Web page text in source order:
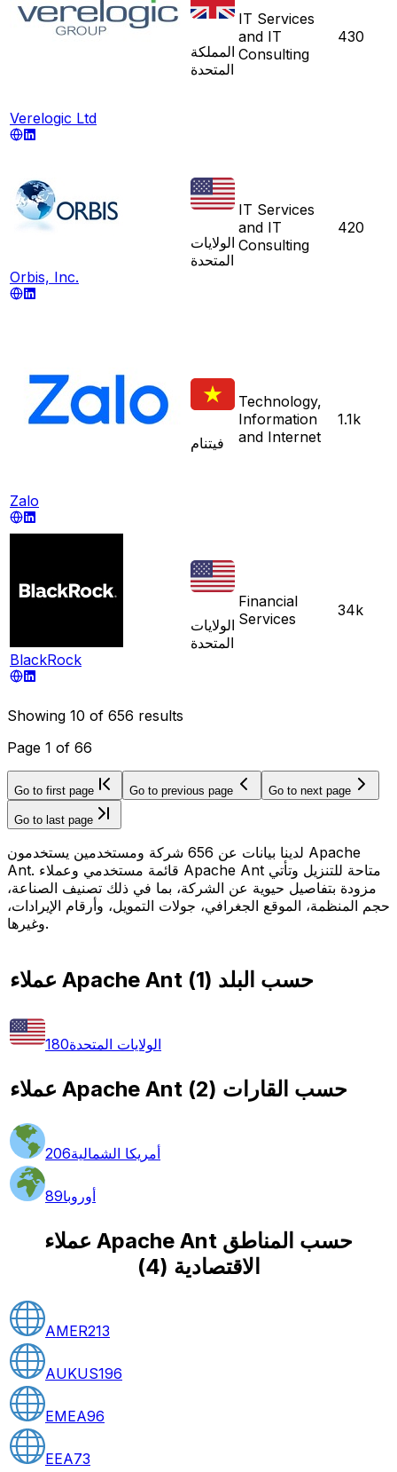
Verelogic Ltd
المملكة
المتحدة
IT Services
and IT
Consulting
430
Orbis, Inc.
الولايات
المتحدة
IT Services
and IT
Consulting
420
Zalo
فيتنام
Technology,
Information
and Internet
1.1k
BlackRock
الولايات
المتحدة
Financial
Services
34k
Showing 10 of 656 results
Page 1 of 66
Go to first page Go to previous page Go to next page
Go to last page
لدينا بيانات عن 656 شركة ومستخدمين يستخدمون Apache
Ant. قائمة مستخدمي وعملاء Apache Ant متاحة للتنزيل وتأتي
مزودة بتفاصيل حيوية عن الشركة، بما في ذلك تصنيف الصناعة،
حجم المنظمة، الموقع الجغرافي، جولات التمويل، وأرقام الإيرادات،
وغيرها.
عملاء Apache Ant حسب البلد (
1
)
الولايات المتحدة180
عملاء Apache Ant حسب القارات (
2
)
أمريكا الشمالية206
أوروبا89
عملاء Apache Ant حسب المناطق
الاقتصادية (
4
)
AMER213
AUKUS196
EMEA96
EEA73